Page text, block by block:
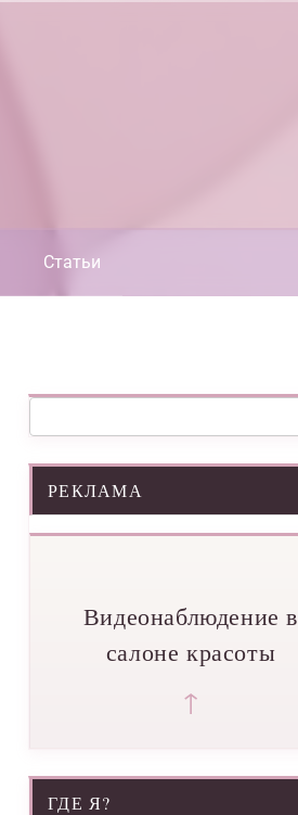
Статьи
РЕКЛАМА
Видеонаблюдение в
салоне красоты
↑
ГДЕ Я?